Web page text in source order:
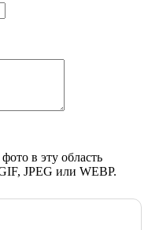
в эту область
JPEG или WEBP.